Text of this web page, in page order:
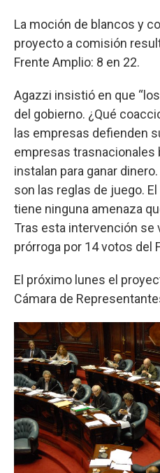
La moción de blancos y
proyecto a comisión
Frente Amplio: 8 en 22.
Agazzi insistió en que
del gobierno. ¿Qué
las empresas defienden
empresas trasnacionales
instalan para ganar
son las reglas de juego.
tiene ninguna amenaza
Tras esta intervención se
prórroga por 14 votos del
El próximo lunes el
Cámara de